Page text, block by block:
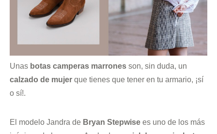
Unas botas camperas marrones son, sin duda, un
calzado de mujer que tienes que tener en tu armario, ¡sí
o sí!.
El modelo Jandra de Bryan Stepwise es uno de los más